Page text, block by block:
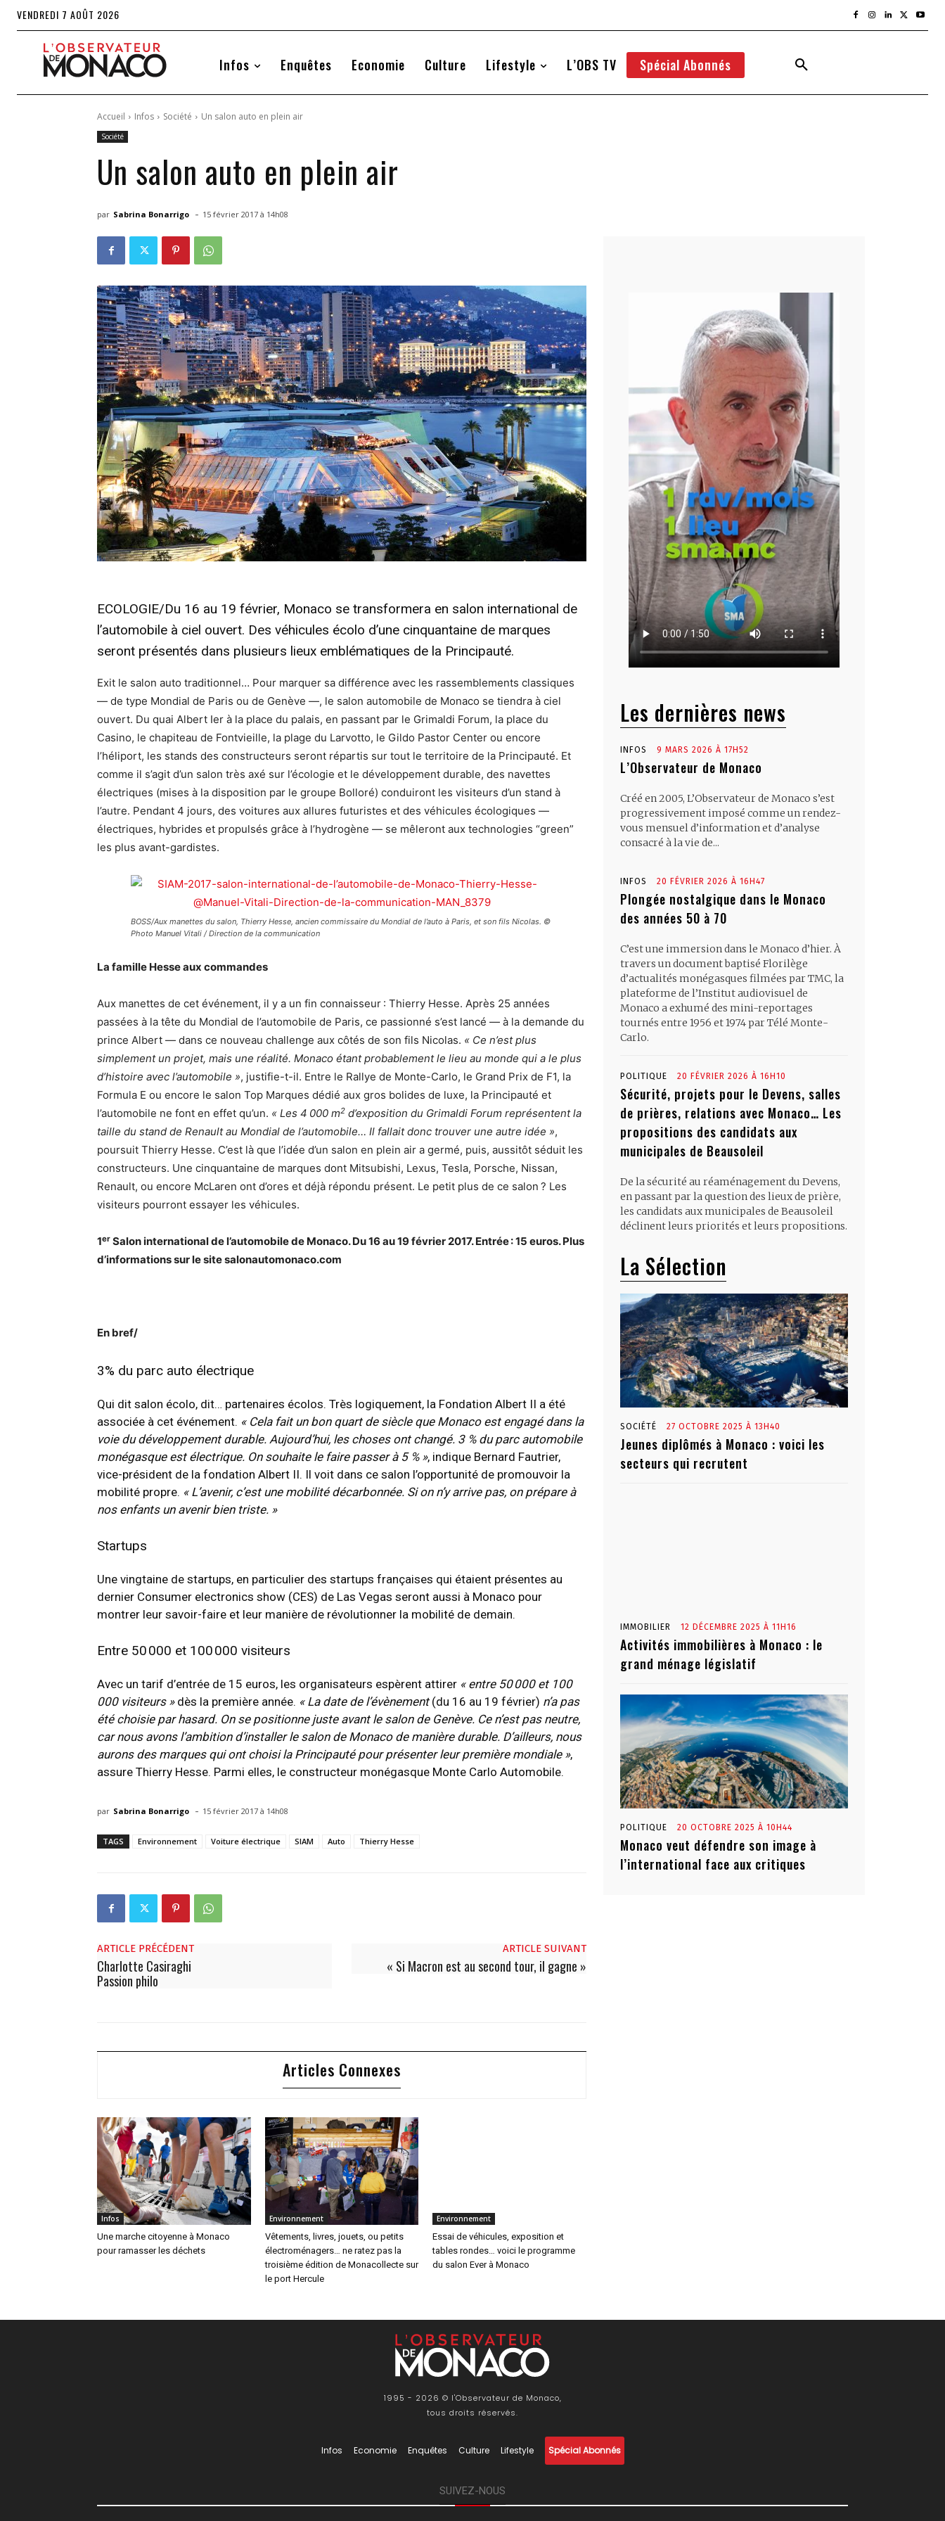
VENDREDI 7 AOÛT 2026
Infos Enquêtes Economie Culture Lifestyle L’OBS TV Spécial Abonnés
Accueil Infos Société Un salon auto en plein air
Société
Un salon auto en plein air
par Sabrina Bonarrigo - 15 février 2017 à 14h08
ECOLOGIE/Du 16 au 19 février, Monaco se transformera en salon international de
l’automobile à ciel ouvert. Des véhicules écolo d’une cinquantaine de marques
seront présentés dans plusieurs lieux emblématiques de la Principauté.
Exit le salon auto traditionnel… Pour marquer sa différence avec les rassemblements classiques
— de type Mondial de Paris ou de Genève —, le salon automobile de Monaco se tiendra à ciel
ouvert. Du quai Albert Ier à la place du palais, en passant par le Grimaldi Forum, la place du
Casino, le chapiteau de Fontvieille, la plage du Larvotto, le Gildo Pastor Center ou encore
l’héliport, les stands des constructeurs seront répartis sur tout le territoire de la Principauté. Et
comme il s’agit d’un salon très axé sur l’écologie et le développement durable, des navettes
électriques (mises à la disposition par le groupe Bolloré) conduiront les visiteurs d’un stand à
l’autre. Pendant 4 jours, des voitures aux allures futuristes et des véhicules écologiques —
électriques, hybrides et propulsés grâce à l’hydrogène — se mêleront aux technologies “green”
les plus avant-gardistes.
BOSS/Aux manettes du salon, Thierry Hesse, ancien commissaire du Mondial de l’auto à Paris, et son fils Nicolas. ©
Photo Manuel Vitali / Direction de la communication
La famille Hesse aux commandes
Aux manettes de cet événement, il y a un fin connaisseur : Thierry Hesse. Après 25 années
passées à la tête du Mondial de l’automobile de Paris, ce passionné s’est lancé — à la demande du
prince Albert — dans ce nouveau challenge aux côtés de son fils Nicolas. « Ce n’est plus
simplement un projet, mais une réalité. Monaco étant probablement le lieu au monde qui a le plus
d’histoire avec l’automobile », justifie-t-il. Entre le Rallye de Monte-Carlo, le Grand Prix de F1, la
Formula E ou encore le salon Top Marques dédié aux gros bolides de luxe, la Principauté et
l’automobile ne font en effet qu’un. « Les 4 000 m2 d’exposition du Grimaldi Forum représentent la
taille du stand de Renault au Mondial de l’automobile… Il fallait donc trouver une autre idée »,
poursuit Thierry Hesse. C’est là que l’idée d’un salon en plein air a germé, puis, aussitôt séduit les
constructeurs. Une cinquantaine de marques dont Mitsubishi, Lexus, Tesla, Porsche, Nissan,
Renault, ou encore McLaren ont d’ores et déjà répondu présent. Le petit plus de ce salon ? Les
visiteurs pourront essayer les véhicules.
1er Salon international de l’automobilede Monaco. Du 16 au 19 février 2017. Entrée : 15 euros. Plus
d’informations surle site salonautomonaco.com
En bref/
3% du parc auto électrique
Qui dit salon écolo, dit… partenaires écolos. Très logiquement, la Fondation Albert II a été
associée à cet événement. « Cela fait un bon quart de siècle que Monaco est engagé dans la
voie du développement durable. Aujourd’hui, les choses ont changé. 3 % du parc automobile
monégasque est électrique. On souhaite le faire passer à 5 % », indique Bernard Fautrier,
vice-président de la fondation Albert II. Il voit dans ce salon l’opportunité de promouvoir la
mobilité propre. « L’avenir, c’est une mobilité décarbonnée. Si on n’y arrive pas, on prépare à
nos enfants un avenir bien triste. »
Startups
Une vingtaine de startups, en particulier des startups françaises qui étaient présentes au
dernier Consumer electronics show (CES) de Las Vegas seront aussi à Monaco pour
montrer leur savoir-faire et leur manière de révolutionner la mobilité de demain.
Entre 50 000 et 100 000 visiteurs
Avec un tarif d’entrée de 15 euros, les organisateurs espèrent attirer « entre 50 000 et 100
000 visiteurs »dès la première année. « La date de l’évènement (du 16 au 19 février) n’a pas
été choisie par hasard. On se positionne juste avant le salon de Genève. Ce n’est pas neutre,
car nous avons l’ambition d’installer le salon de Monaco de manière durable. D’ailleurs, nous
aurons des marques qui ont choisi la Principauté pour présenter leur première mondiale »,
assure Thierry Hesse. Parmi elles, le constructeur monégasque Monte Carlo Automobile.
par Sabrina Bonarrigo - 15 février 2017 à 14h08
TAGS Environnement Voiture électrique SIAM Auto Thierry Hesse
ARTICLE PRÉCÉDENT
Charlotte Casiraghi
Passion philo
ARTICLE SUIVANT
« Si Macron est au second tour, il gagne »
Articles Connexes
Infos
Une marche citoyenne à Monaco
pour ramasser les déchets
Environnement
Vêtements, livres, jouets, ou petits
électroménagers… ne ratez pas la
troisième édition de Monacollecte sur
le port Hercule
Environnement
Essai de véhicules, exposition et
tables rondes… voici le programme
du salon Ever à Monaco
Les dernières news
INFOS 9 MARS 2026 À 17H52
L’Observateur de Monaco
Créé en 2005, L’Observateur de Monaco s’est
progressivement imposé comme un rendez-
vous mensuel d’information et d’analyse
consacré à la vie de...
INFOS 20 FÉVRIER 2026 À 16H47
Plongée nostalgique dans le Monaco
des années 50 à 70
C’est une immersion dans le Monaco d’hier. À
travers un document baptisé Florilège
d’actualités monégasques filmées par TMC, la
plateforme de l’Institut audiovisuel de
Monaco a exhumé des mini-reportages
tournés entre 1956 et 1974 par Télé Monte-
Carlo.
POLITIQUE 20 FÉVRIER 2026 À 16H10
Sécurité, projets pour le Devens, salles
de prières, relations avec Monaco… Les
propositions des candidats aux
municipales de Beausoleil
De la sécurité au réaménagement du Devens,
en passant par la question des lieux de prière,
les candidats aux municipales de Beausoleil
déclinent leurs priorités et leurs propositions.
La Sélection
SOCIÉTÉ 27 OCTOBRE 2025 À 13H40
Jeunes diplômés à Monaco : voici les
secteurs qui recrutent
IMMOBILIER 12 DÉCEMBRE 2025 À 11H16
Activités immobilières à Monaco : le
grand ménage législatif
POLITIQUE 20 OCTOBRE 2025 À 10H44
Monaco veut défendre son image à
l’international face aux critiques
1995 - 2026 © l'Observateur de Monaco,
tous droits réservés.
Infos Economie Enquêtes Culture Lifestyle Spécial Abonnés
SUIVEZ-NOUS